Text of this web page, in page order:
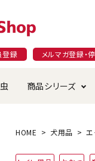
登録 メルマガ登録・
おやつ
お手入れ
商品シリーズ
素材その
無添加特
穀物不使用のグ
会員特典
HOME 犬用品 エ